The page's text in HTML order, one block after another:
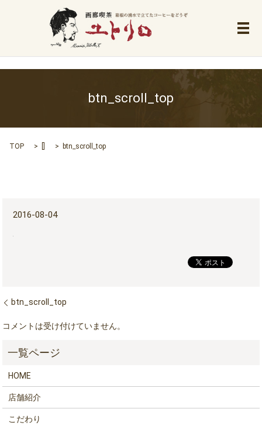
メ
btn_scroll_top
TOP btn_scroll_top
2016-08-04
btn_scroll_top
コメントは受け付けていません。
HOME
店舗紹介
こだわり